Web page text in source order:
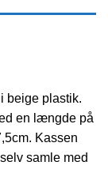
beige plastik.
en længde på
Kassen
samle med